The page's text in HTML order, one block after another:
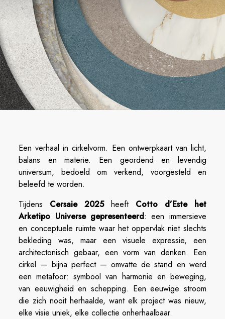
Een verhaal in cirkelvorm. Een ontwerpkaart van licht,
balans en materie. Een geordend en levendig
universum, bedoeld om verkend, voorgesteld en
beleefd te worden.
Tijdens Cersaie 2025heeft Cotto d’Este het
Arketipo Universe gepresenteerd: een immersieve
en conceptuele ruimte waar het oppervlak niet slechts
bekleding was, maar een visuele expressie, een
architectonisch gebaar, een vorm van denken. Een
cirkel — bijna perfect — omvatte de stand en werd
een metafoor: symbool van harmonie en beweging,
van eeuwigheid en schepping. Een eeuwige stroom
die zich nooit herhaalde, want elk project was nieuw,
elke visie uniek, elke collectie onherhaalbaar.